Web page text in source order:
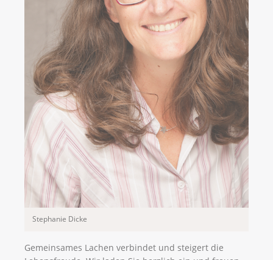
Stephanie Dicke
Gemeinsames Lachen verbindet und steigert die